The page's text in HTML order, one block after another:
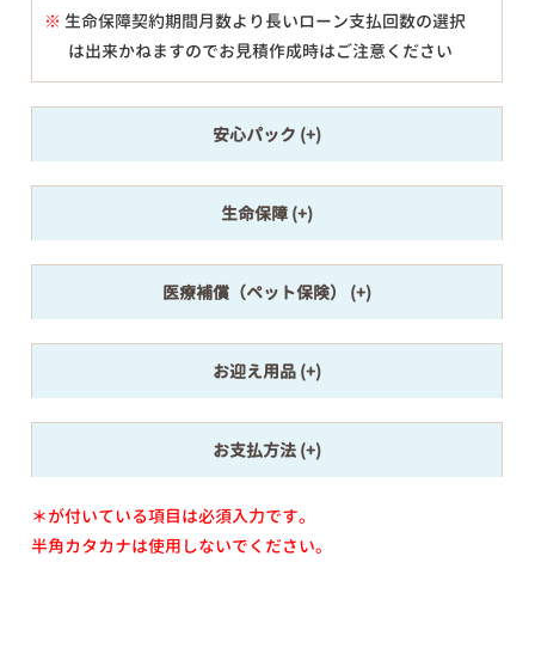
※ 生命保障契約期間月数より長いローン支払回数の選択
は出来かねますのでお見積作成時はご注意ください
安心パック
生命保障
医療補償（ペット保険）
お迎え用品
お支払方法
＊が付いている項目は必須入力です。
半角カタカナは使用しないでください。